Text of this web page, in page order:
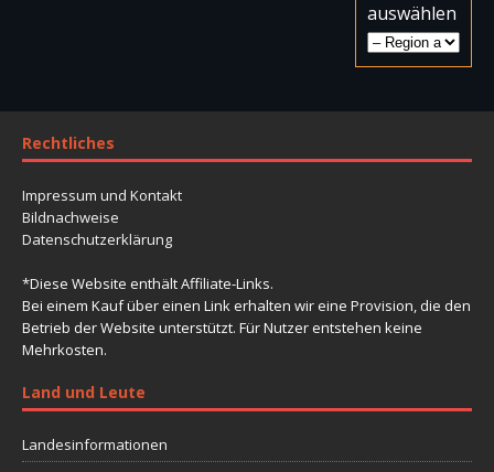
auswählen
Rechtliches
Impressum und Kontakt
Bildnachweise
Datenschutzerklärung
*Diese Website enthält Affiliate-Links.
Bei einem Kauf über einen Link erhalten wir eine Provision, die den
Betrieb der Website unterstützt. Für Nutzer entstehen keine
Mehrkosten.
Land und Leute
Landesinformationen